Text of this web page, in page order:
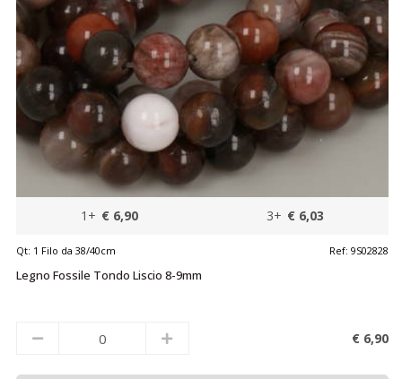
1+ € 6,90 3+ € 6,03
Qt: 1 Filo da 38/40cm Ref: 9S02828
Legno Fossile Tondo Liscio 8-9mm
€ 6,90